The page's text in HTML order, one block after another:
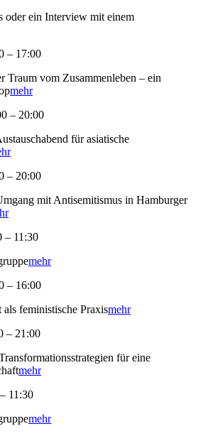
oder ein Interview mit einem
– 17:00
Traum vom Zusammenleben – ein
mehr
– 20:00
für asiatische
– 20:00
mit Antisemitismus in Hamburger
– 11:30
mehr
– 16:00
feministische Praxismehr
– 21:00
für eine
mehr
11:30
mehr